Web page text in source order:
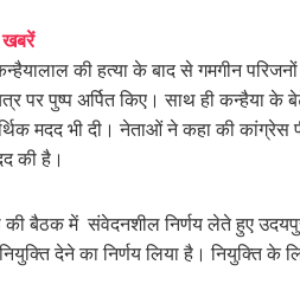
खबरें
की हत्या के बाद से गमगीन
पर पुष्प अर्पित किए। साथ ही कन्हैया के
मदद भी दी। नेताओं ने कहा की कांग्रेस
की है।
की बैठक में संवेदनशील निर्णय लेते हुए
देने का निर्णय लिया है। नियुक्ति के